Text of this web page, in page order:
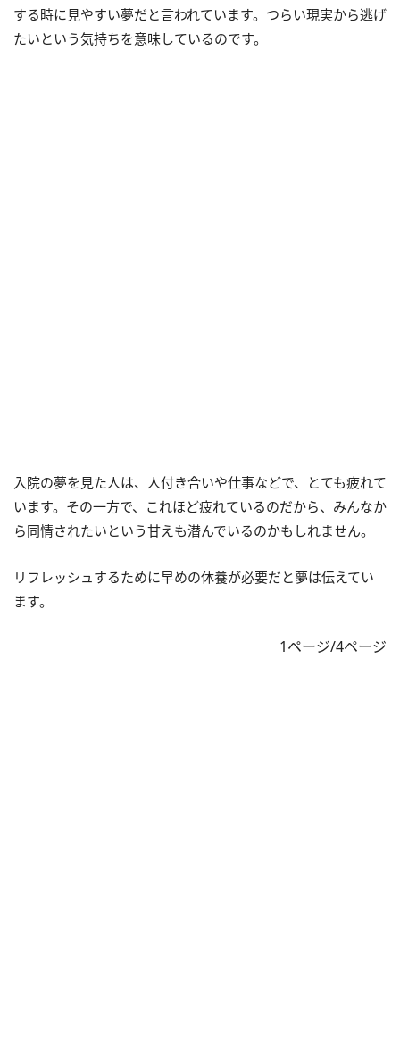
する時に見やすい夢だと言われています。つらい現実から逃げ
たいという気持ちを意味しているのです。
入院の夢を見た人は、人付き合いや仕事などで、とても疲れて
います。その一方で、これほど疲れているのだから、みんなか
ら同情されたいという甘えも潜んでいるのかもしれません。
リフレッシュするために早めの休養が必要だと夢は伝えてい
ます。
1ページ/4ページ